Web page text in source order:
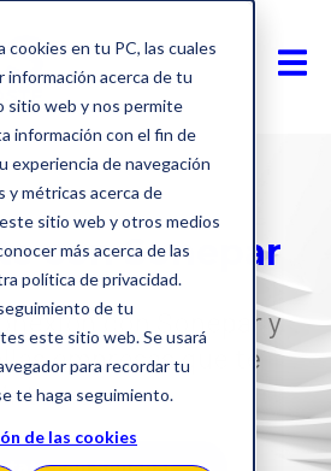
cookies en tu PC, las cuales
información acerca de tu
sitio web y nos permite
información con el fin de
experiencia de navegación
y métricas acerca de
sitio web y otros medios
más acerca de las
política de privacidad.
de tu
este sitio web. Se usará
para recordar tu
te haga seguimiento.
de las cookies
con Sonepar
con Sonepar y
empresas que te
interesen